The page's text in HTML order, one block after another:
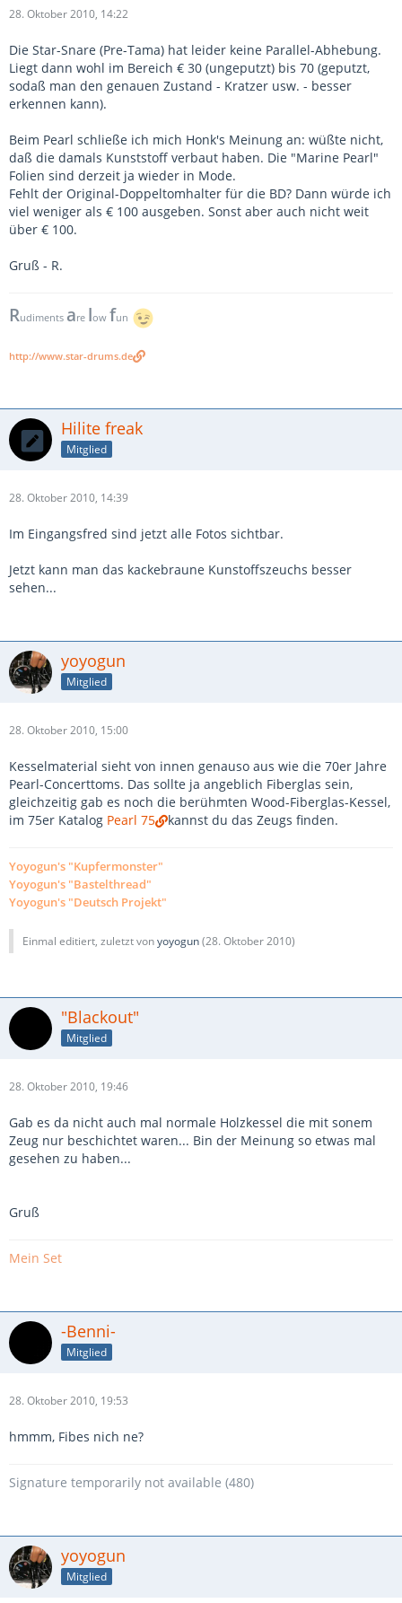
28. Oktober 2010, 14:22
Die Star-Snare (Pre-Tama) hat leider keine Parallel-Abhebung.
Liegt dann wohl im Bereich € 30 (ungeputzt) bis 70 (geputzt,
sodaß man den genauen Zustand - Kratzer usw. - besser
erkennen kann).
Beim Pearl schließe ich mich Honk's Meinung an: wüßte nicht,
daß die damals Kunststoff verbaut haben. Die "Marine Pearl"
Folien sind derzeit ja wieder in Mode.
Fehlt der Original-Doppeltomhalter für die BD? Dann würde ich
viel weniger als € 100 ausgeben. Sonst aber auch nicht weit
über € 100.
Gruß - R.
Rudiments are low fun
http://www.star-drums.de
Hilite freak
Mitglied
28. Oktober 2010, 14:39
Im Eingangsfred sind jetzt alle Fotos sichtbar.
Jetzt kann man das kackebraune Kunstoffszeuchs besser
sehen...
yoyogun
Mitglied
28. Oktober 2010, 15:00
Kesselmaterial sieht von innen genauso aus wie die 70er Jahre
Pearl-Concerttoms. Das sollte ja angeblich Fiberglas sein,
gleichzeitig gab es noch die berühmten Wood-Fiberglas-Kessel,
im 75er Katalog Pearl 75 kannst du das Zeugs finden.
Yoyogun's "Kupfermonster"
Yoyogun's "Bastelthread"
Yoyogun's "Deutsch Projekt"
Einmal editiert, zuletzt vonyoyogun(28. Oktober 2010)
"Blackout"
Mitglied
28. Oktober 2010, 19:46
Gab es da nicht auch mal normale Holzkessel die mit sonem
Zeug nur beschichtet waren... Bin der Meinung so etwas mal
gesehen zu haben...
Gruß
Mein Set
-Benni-
Mitglied
28. Oktober 2010, 19:53
hmmm, Fibes nich ne?
Signature temporarily not available (480)
yoyogun
Mitglied